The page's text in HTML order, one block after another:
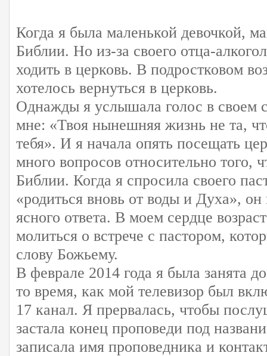
Когда я была маленькой девочкой,
Библии. Но из-за своего отца-
ходить в церковь. В подростковом
хотелось вернуться в церковь.
Однажды я услышала голос в своем
мне: «Твоя нынешняя жизнь не та,
тебя». И я начала опять посещать
много вопросов относительно того,
Библии. Когда я спросила своего
«родиться вновь от воды и Духа»,
ясного ответа. В моем сердце
молиться о встрече с пастором,
слову Божьему.
В феврале 2014 года я была занята
то время, как мой телевизор был
17 канал. Я прервалась, чтобы
застала конец проповеди под
записала имя проповедника и